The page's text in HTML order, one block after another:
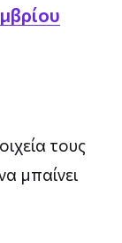
τους
μπαίνει